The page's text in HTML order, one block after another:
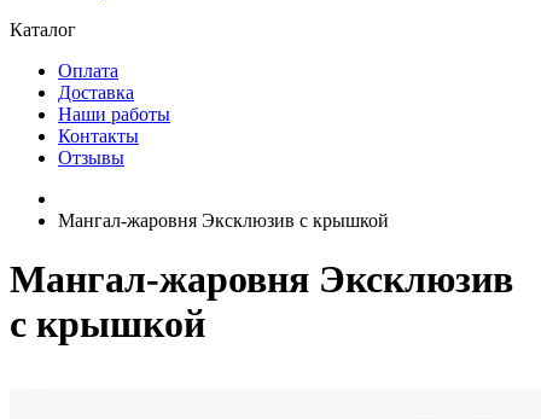
Каталог
Оплата
Доставка
Наши работы
Контакты
Отзывы
Мангал-жаровня Эксклюзив с крышкой
Мангал-жаровня Эксклюзив
с крышкой